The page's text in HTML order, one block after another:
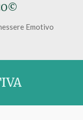
©
Emotivo